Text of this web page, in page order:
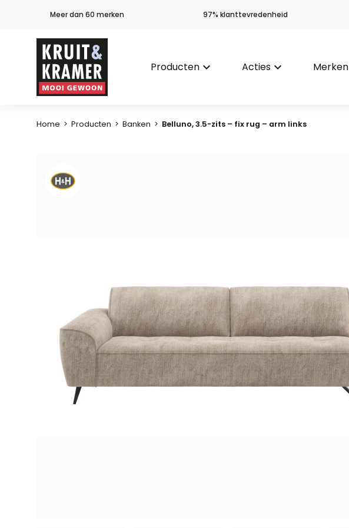
Meer dan 60 merken 97% klanttevredenheid
Producten keyboard_arrow_down Acties keyboard_arrow_down Merken
Home > Producten > Banken > Belluno, 3.5-zits – fix rug – arm links